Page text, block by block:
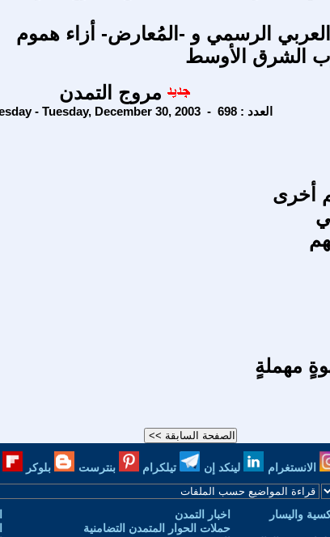
الرسمي و -المُعارض- أزاء هموم
الشرق الأوسط
مروج التمدن
Tuesday - Tuesday, December 30, 2003 - العدد : 698
أخرى
مهملةٍ
الانستغرام لينكد إن تيلكرام بنترست بلوكر
واليسار
اخبار التمدن
حملات الحوار المتمدن التضامنية